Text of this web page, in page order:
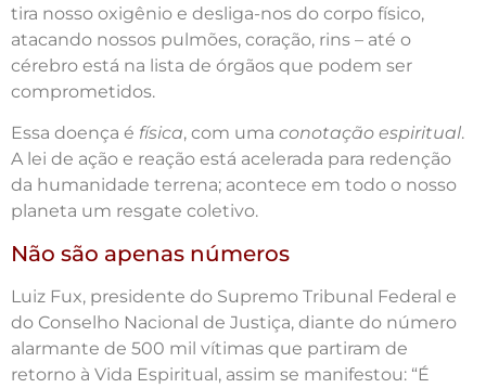
tira nosso oxigênio e desliga-nos do corpo físico,
atacando nossos pulmões, coração, rins – até o
cérebro está na lista de órgãos que podem ser
comprometidos.
Essa doença é física, com uma conotação espiritual.
A lei de ação e reação está acelerada para redenção
da humanidade terrena; acontece em todo o nosso
planeta um resgate coletivo.
Não são apenas números
Luiz Fux, presidente do Supremo Tribunal Federal e
do Conselho Nacional de Justiça, diante do número
alarmante de 500 mil vítimas que partiram de
retorno à Vida Espiritual, assim se manifestou: “É